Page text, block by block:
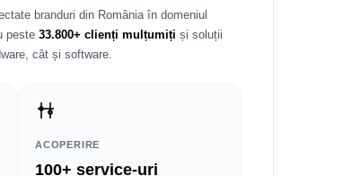
branduri din România în domeniul
peste 33.800+ clienți mulțumiți și soluții
cât și software.
ACOPERIRE
100+ service-uri